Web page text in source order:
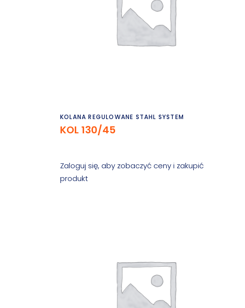
Czytaj dalej
KOLANA REGULOWANE STAHL SYSTEM
KOL 130/45
Zaloguj się, aby zobaczyć ceny i zakupić
produkt